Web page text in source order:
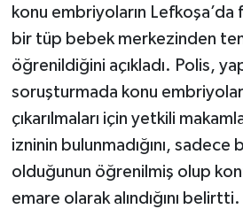
konu embriyoların
bir tüp bebek merkezinden
öğrenildiğini açıkladı. Polis,
soruşturmada konu
çıkarılmaları için yetkili
izninin bulunmadığını, sadece
olduğunun öğrenilmiş olup
emare olarak alındığını belirtti.